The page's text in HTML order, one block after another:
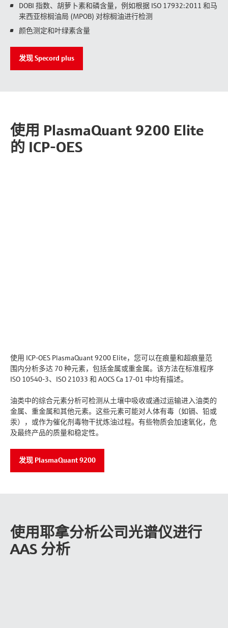
DOBI 指数、胡萝卜素和磷含量，例如根据 ISO 17932:2011 和马
来西亚棕榈油局 (MPOB) 对棕榈油进行检测
颜色测定和叶绿素含量
发现 Specord plus
使用 PlasmaQuant 9200 Elite
的 ICP-OES
使用 ICP-OES PlasmaQuant 9200 Elite，您可以在痕量和超痕量范
围内分析多达 70 种元素，包括金属或重金属。该方法在标准程序
ISO 10540-3、ISO 21033 和 AOCS Ca 17-01 中均有描述。
油类中的综合元素分析可检测从土壤中吸收或通过运输进入油类的
金属、重金属和其他元素。这些元素可能对人体有毒（如镉、铅或
汞），或作为催化剂毒物干扰炼油过程。有些物质会加速氧化，危
及最终产品的质量和稳定性。
发现 PlasmaQuant 9200
使用耶拿分析公司光谱仪进行
AAS 分析